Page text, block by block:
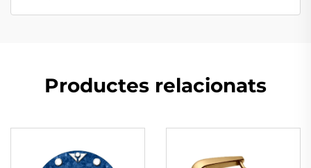
Productes relacionats